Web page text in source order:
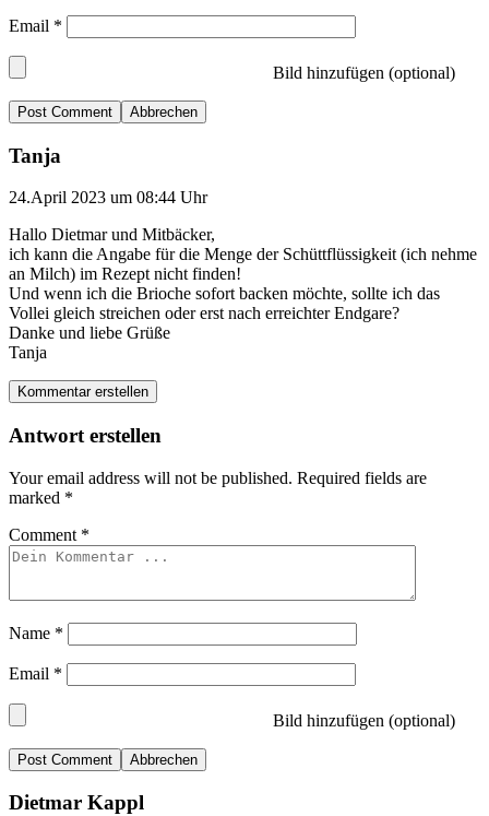
Email *
Bild hinzufügen (optional)
Abbrechen
Tanja
24.April 2023 um 08:44 Uhr
Hallo Dietmar und Mitbäcker,
ich kann die Angabe für die Menge der Schüttflüssigkeit (ich nehme
an Milch) im Rezept nicht finden!
Und wenn ich die Brioche sofort backen möchte, sollte ich das
Vollei gleich streichen oder erst nach erreichter Endgare?
Danke und liebe Grüße
Tanja
Kommentar erstellen
Antwort erstellen
Your email address will not be published. Required fields are
marked *
Comment *
Name *
Email *
Bild hinzufügen (optional)
Abbrechen
Dietmar Kappl